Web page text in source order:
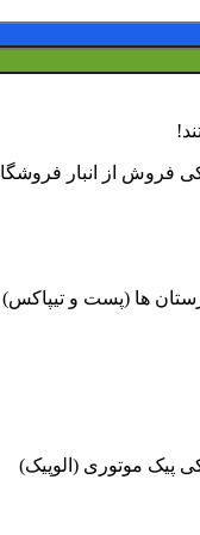
فروش از انبار
ها (پست و تیپاکس)
پیک موتوری (الوپیک)